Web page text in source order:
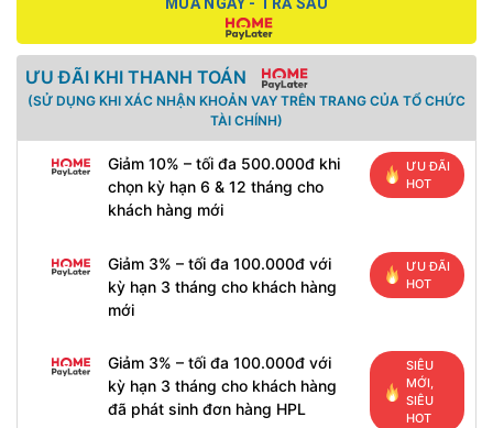
ƯU ĐÃI KHI THANH TOÁN
(SỬ DỤNG KHI XÁC NHẬN KHOẢN VAY TRÊN TRANG CỦA TỔ CHỨC
TÀI CHÍNH)
Giảm 10% – tối đa 500.000đ khi
chọn kỳ hạn 6 & 12 tháng cho
khách hàng mới
ƯU ĐÃI
HOT
Giảm 3% – tối đa 100.000đ với
kỳ hạn 3 tháng cho khách hàng
mới
ƯU ĐÃI
HOT
Giảm 3% – tối đa 100.000đ với
kỳ hạn 3 tháng cho khách hàng
đã phát sinh đơn hàng HPL
SIÊU
MỚI,
SIÊU
HOT